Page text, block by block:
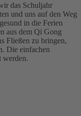
das Schuljahr
und uns auf den Weg
in die Ferien
aus dem Qi Gong
Fließen zu bringen,
Die einfachen
werden.